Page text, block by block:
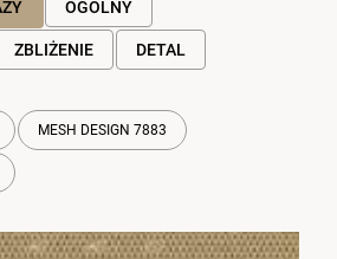
OGÓLNY
ZBLIŻENIE DETAL
MESH DESIGN 7883